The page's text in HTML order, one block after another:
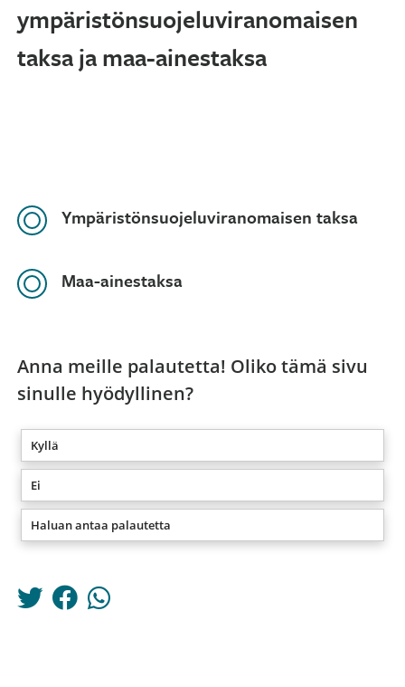
ympäristönsuojeluviranomaisen
taksa ja maa-ainestaksa
Ympäristönsuojeluviranomaisen taksa
Maa-ainestaksa
Anna meille palautetta! Oliko tämä sivu
sinulle hyödyllinen?
Kyllä
Ei
Haluan antaa palautetta